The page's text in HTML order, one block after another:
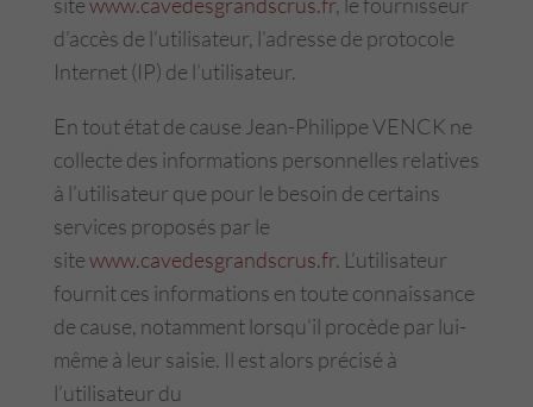
d’accès de l’utilisateur, l’adresse de protocole
Internet (IP) de l’utilisateur.
En tout état de cause Jean-Philippe VENCK ne
collecte des informations personnelles relatives
à l’utilisateur que pour le besoin de certains
services proposés par le
sitewww.cavedesgrandscrus.fr. L’utilisateur
fournit ces informations en toute connaissance
de cause, notamment lorsqu’il procède par lui-
même à leur saisie. Il est alors précisé à
l’utilisateur du